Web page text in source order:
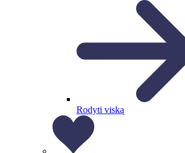
Rodyti viską